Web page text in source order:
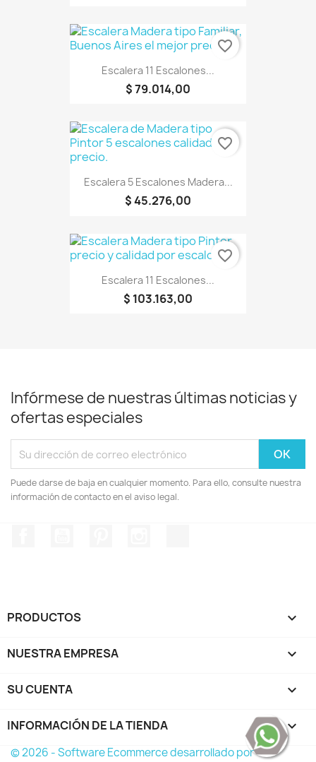
Escalera 11 Escalones...
$ 79.014,00
favorite_border
Escalera 5 Escalones Madera...
$ 45.276,00
favorite_border
Escalera 11 Escalones...
$ 103.163,00
favorite_border
Infórmese de nuestras últimas noticias y
ofertas especiales
Puede darse de baja en cualquier momento. Para ello, consulte nuestra
información de contacto en el aviso legal.
PRODUCTOS 
NUESTRA EMPRESA 
SU CUENTA 
INFORMACIÓN DE LA TIENDA keyboard_arrow_down
© 2026 - Software Ecommerce desarrollado por